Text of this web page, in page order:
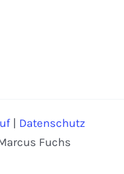
| Datenschutz
Fuchs